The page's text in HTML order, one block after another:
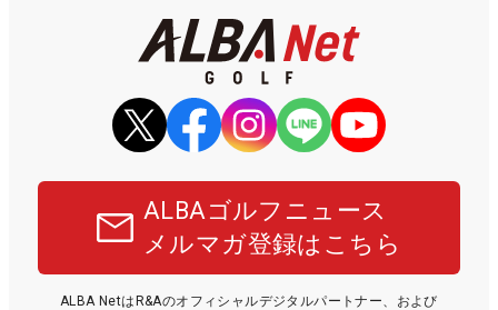
ALBAゴルフニュース
メルマガ登録はこちら
ALBA NetはR&Aのオフィシャルデジタルパートナー、および